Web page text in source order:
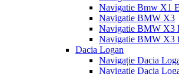
Navigatie Bmw X1
Navigatie BMW X3
Navigatie BMW X3
Navigatie BMW X3
Dacia Logan
Navigație Dacia
Navigație Dacia